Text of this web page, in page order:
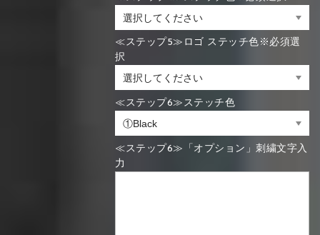
≪ステップ5≫ロゴ ステッチ色※必須選
択
≪ステップ6≫ステッチ色
≪ステップ6≫「オプション」刺繍文字入
力